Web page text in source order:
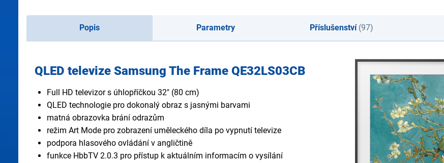
Popis Parametry Příslušenství(97)
QLED televize Samsung The Frame QE32LS03CB
Full HD televizor s úhlopříčkou 32" (80 cm)
QLED technologie pro dokonalý obraz s jasnými barvami
matná obrazovka brání odrazům
režim Art Mode pro zobrazení uměleckého díla po vypnutí televize
podpora hlasového ovládání v angličtině
funkce HbbTV 2.0.3 pro přístup k aktuálním informacím o vysílání